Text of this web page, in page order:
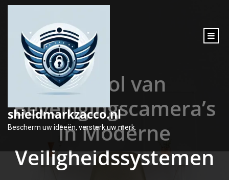
inhoud
shieldmarkzacco.nl
Bescherm uw ideeën, versterk uw merk.
De Rol van
Beveiligingscamera’s
in Moderne
Veiligheidssystemen